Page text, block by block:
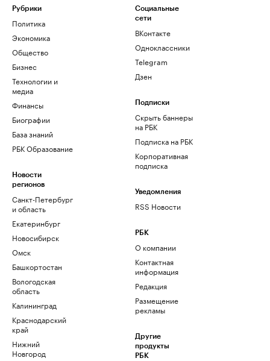
Рубрики
Политика
Экономика
Общество
Бизнес
Технологии и
медиа
Финансы
Биографии
База знаний
РБК Образование
Новости
регионов
Санкт-Петербург
и область
Екатеринбург
Новосибирск
Омск
Башкортостан
Вологодская
область
Калининград
Краснодарский
край
Нижний
Новгород
Социальные
сети
ВКонтакте
Одноклассники
Telegram
Дзен
Подписки
Скрыть баннеры
на РБК
Подписка на РБК
Корпоративная
подписка
Уведомления
RSS Новости
РБК
О компании
Контактная
информация
Редакция
Размещение
рекламы
Другие
продукты
РБК